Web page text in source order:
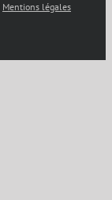
Mentions légales